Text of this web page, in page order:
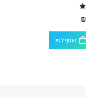
₪
הוסף לסל